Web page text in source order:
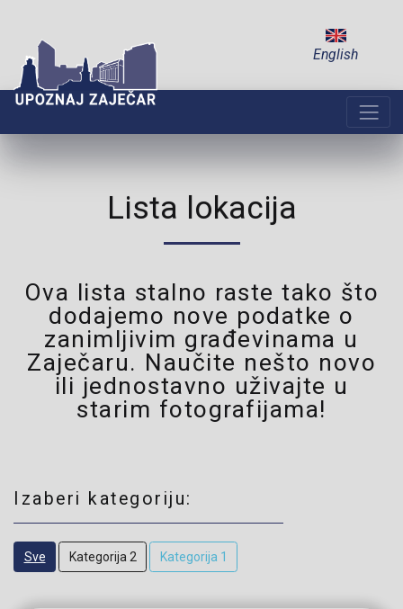
English
Lista lokacija
Ova lista stalno raste tako što
dodajemo nove podatke o
zanimljivim građevinama u
Zaječaru. Naučite nešto novo
ili jednostavno uživajte u
starim fotografijama!
Izaberi kategoriju:
Sve Kategorija 2 Kategorija 1